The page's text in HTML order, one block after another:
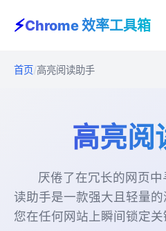
⚡Chrome 效率工具箱
首页 高亮阅读助手
高亮阅
厌倦了在冗长的网页
读助手是一款强大且轻量
您在任何网站上瞬间锁定关